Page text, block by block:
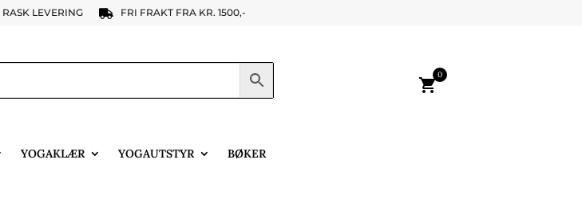
RASK LEVERING  FRI FRAKT FRA KR. 1500,-
shopping_cart
0
YOGAKLÆR YOGAUTSTYR BØKER